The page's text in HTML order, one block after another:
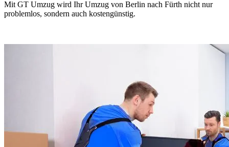
Mit GT Umzug wird Ihr Umzug von Berlin nach Fürth nicht nur
problemlos, sondern auch kostengünstig.